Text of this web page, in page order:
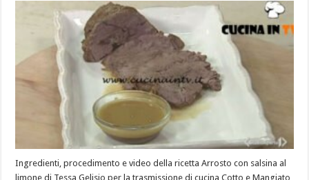
Ingredienti, procedimento e video della ricetta Arrosto con salsina al
limone di Tessa Gelisio per la trasmissione di cucina Cotto e Mangiato